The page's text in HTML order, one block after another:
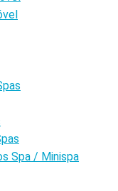
Spa / Minispa